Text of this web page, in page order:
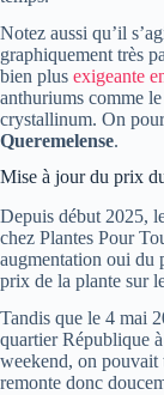
Notez aussi qu’il
graphiquement très
bien plus exigeante
anthuriums comme
crystallinum. On
Queremelense.
Mise à jour du prix
Depuis début 2025,
chez Plantes Pour
augmentation oui du
prix de la plante sur
Tandis que le 4 mai
quartier République
weekend, on
remonte donc